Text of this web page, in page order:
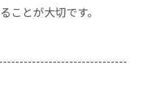
ことが大切です。